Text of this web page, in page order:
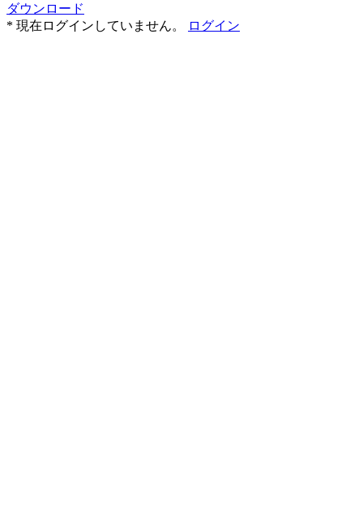
ダウンロード
* 現在ログインしていません。
ログイン